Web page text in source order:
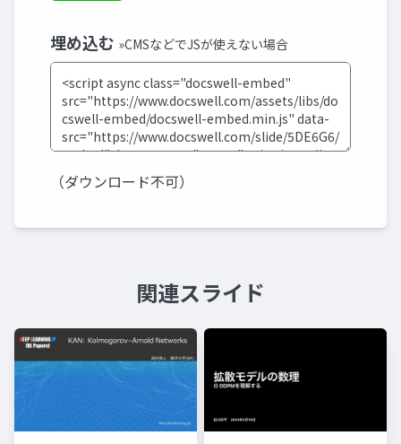
埋め込む »CMSなどでJSが使えない場合
（ダウンロード不可）
関連スライド